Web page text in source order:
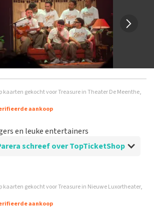
kaarten gekocht voor Treasure in Theater De Meenthe,
aankoop
en leuke entertainers
schreef over TopTicketShop
Parera over
kaarten gekocht voor Treasure in Nieuwe Luxortheater,
aankoop